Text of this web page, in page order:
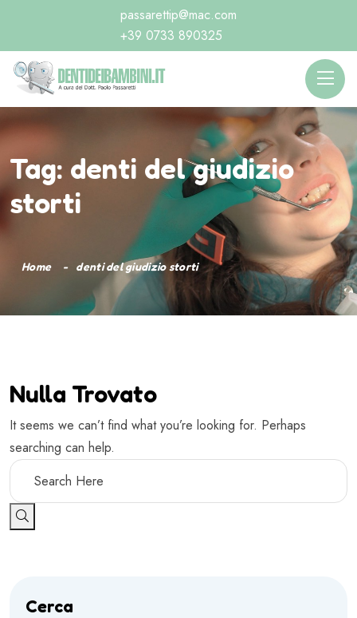
passarettip@mac.com
+39 0733 890325
Tag: denti del giudizio
storti
Home denti del giudizio storti
Nulla Trovato
It seems we can’t find what you’re looking for. Perhaps
searching can help.
Cerca